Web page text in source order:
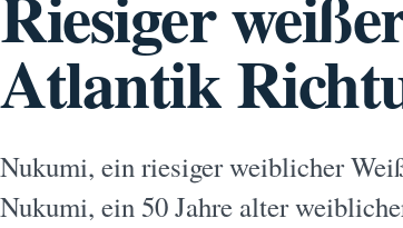
Atlantik
Nukumi, ein riesiger weiblicher
Nukumi, ein 50 Jahre alter